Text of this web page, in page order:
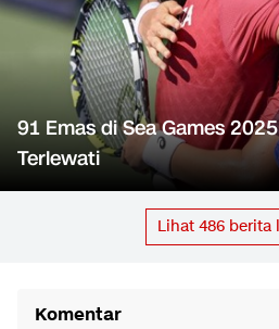
91 Emas di Sea Games
Terlewati
Lihat 486 berita
Komentar